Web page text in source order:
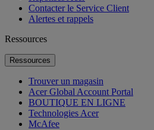
Contacter le Service Client
Alertes et rappels
Ressources
Ressources
Trouver un magasin
Acer Global Account Portal
BOUTIQUE EN LIGNE
Technologies Acer
McAfee